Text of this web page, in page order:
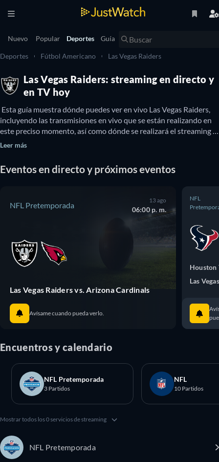
Nuevo Popular Deportes Guía
Deportes Fútbol Americano Las Vegas Raiders
Las Vegas Raiders: streaming en directo y
en TV hoy
Esta guía muestra dónde puedes ver en vivo Las Vegas Raiders,
incluyendo las transmisiones en vivo que se están realizando en
este preciso momento, así como dónde se realizará el streaming
de los próximos eventos y cuándo Las Vegas Raiders estará
Leer más
Eventos en directo y próximos eventos
NFL Pretemporada
13 ago
06:00 p. m.
Las Vegas Raiders vs. Arizona Cardinals
Avísame cuando pueda verlo.
NFL
Houston
Las
Encuentros y calendario
NFL Pretemporada
3 Partidos
NFL
10 Partidos
Mostrar todos los 0 servicios de streaming
NFL Pretemporada